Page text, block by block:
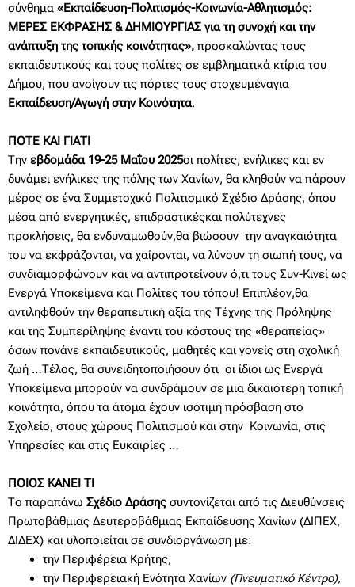
σύνθημα «Εκπαίδευση-Πολιτισμός-Kοινωνία-Αθλητισμός:
ΜΕΡΕΣ ΕΚΦΡΑΣΗΣ & ΔΗΜΙΟΥΡΓΙΑΣ για τη συνοχή και την
ανάπτυξη της τοπικής κοινότητας», προσκαλώντας τους
εκπαιδευτικούς και τους πολίτες σε εμβληματικά κτίρια του
Δήμου, που ανοίγουν τις πόρτες τους στοχευμέναγια
Εκπαίδευση/Αγωγή στην Κοινότητα.
ΠΟΤΕ ΚΑΙ ΓΙΑΤΙ
Την εβδομάδα 19-25 Μαΐου 2025οι πολίτες, ενήλικες και εν
δυνάμει ενήλικες της πόλης των Χανίων, θα κληθούν να πάρουν
μέρος σε ένα Συμμετοχικό Πολιτισμικό Σχέδιο Δράσης, όπου
μέσα από ενεργητικές, επιδραστικέςκαι πολύτεχνες
προκλήσεις, θα ενδυναμωθούν,θα βιώσουν την αναγκαιότητα
του να εκφράζονται, να χαίρονται, να λύνουν τη σιωπή τους, να
συνδιαμορφώνουν και να αντιπροτείνουν ό,τι τους Συν-Κινεί ως
Ενεργά Υποκείμενα και Πολίτες του τόπου! Επιπλέον,θα
αντιληφθούν την θεραπευτική αξία της Τέχνης της Πρόληψης
και της Συμπερίληψης έναντι του κόστους της «θεραπείας»
όσων πονάνε εκπαιδευτικούς, μαθητές και γονείς στη σχολική
ζωή …Τέλος, θα συνειδητοποιήσουν ότι οι ίδιοι ως Ενεργά
Υποκείμενα μπορούν να συνδράμουν σε μια δικαιότερη τοπική
κοινότητα, όπου τα άτομα έχουν ισότιμη πρόσβαση στο
Σχολείο, στους χώρους Πολιτισμού και στην Κοινωνία, στις
Υπηρεσίες και στις Ευκαιρίες …
ΠΟΙΟΣ ΚΑΝΕΙ ΤΙ
Το παραπάνω Σχέδιο Δράσης συντονίζεται από τις Διευθύνσεις
Πρωτοβάθμιας Δευτεροβάθμιας Εκπαίδευσης Χανίων (ΔΙΠΕΧ,
ΔΙΔΕΧ) και υλοποιείται σε συνδιοργάνωση με:
την Περιφέρεια Κρήτης,
την Περιφερειακή Ενότητα Χανίων (Πνευματικό Κέντρο),